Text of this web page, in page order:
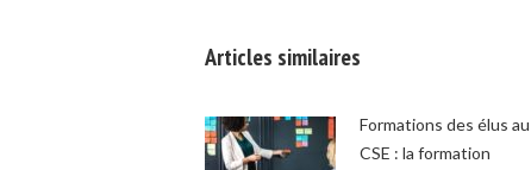
Articles similaires
Formations des élus au
CSE : la formation